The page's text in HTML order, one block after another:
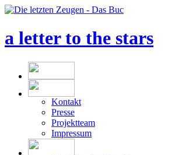
a letter to the stars
Kontakt
Presse
Projektteam
Impressum